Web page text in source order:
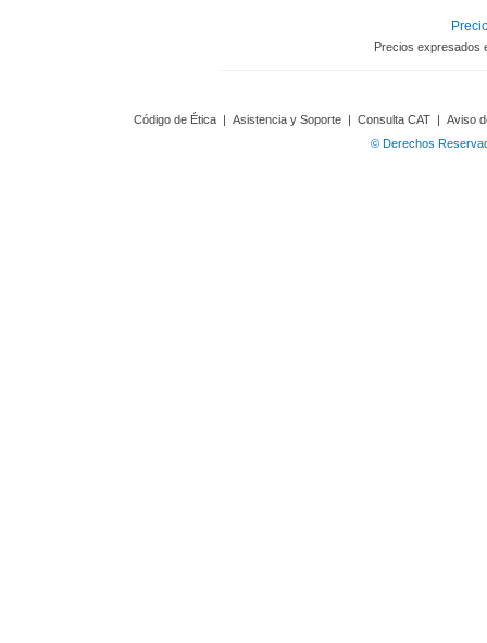
Precios expresados
Código de Ética | Asistencia y Soporte | Consulta CAT | Aviso
© Derechos